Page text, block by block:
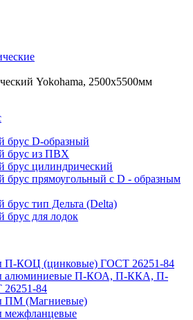
Yokohama, 2500х5500мм
брус D-образный
брус из ПВХ
брус цилиндрический
брус прямоугольный с D - образным
брус тип Дельта (Delta)
брус для лодок
П-КОЦ (цинковые) ГОСТ 26251-84
алюминиевые П-КОА, П-ККА, П-
84
ПМ (Магниевые)
межфланцевые